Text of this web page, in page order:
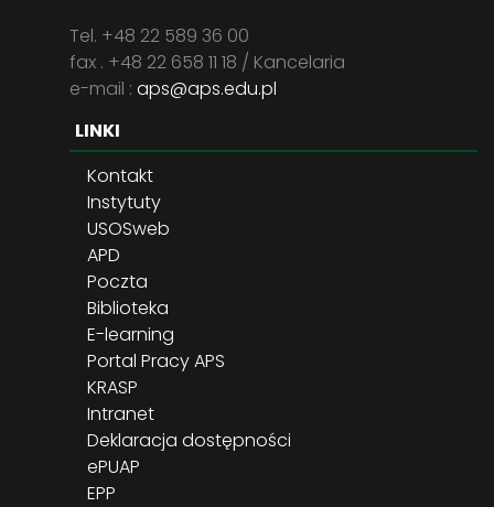
Tel. +48 22 589 36 00
fax . +48 22 658 11 18 / Kancelaria
e-mail : aps@aps.edu.pl
LINKI
Kontakt
Instytuty
USOSweb
APD
Poczta
Biblioteka
E-learning
Portal Pracy APS
KRASP
Intranet
Deklaracja dostępności
ePUAP
EPP